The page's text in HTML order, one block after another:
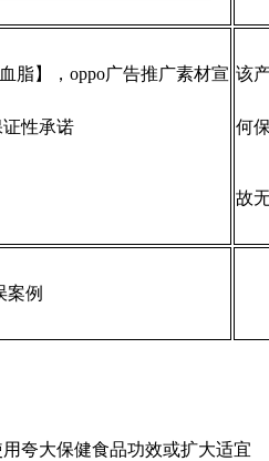
脂】，oppo广告推广素材宣
性承诺
该
何
故
案例
夸大保健食品功效或扩大适宜